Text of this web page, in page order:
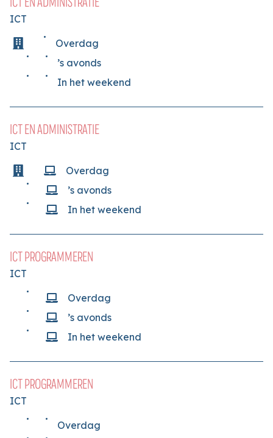
ICT
Overdag
’s avonds
In het weekend
ICT EN ADMINISTRATIE
ICT
Overdag
’s avonds
In het weekend
ICT PROGRAMMEREN
ICT
Overdag
’s avonds
In het weekend
ICT PROGRAMMEREN
ICT
Overdag